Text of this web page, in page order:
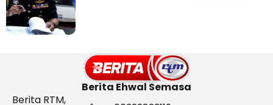
Berita Ehwal Semasa
Berita RTM,